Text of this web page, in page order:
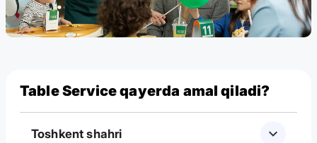
Table Service qayerda amal qiladi?
Toshkent shahri